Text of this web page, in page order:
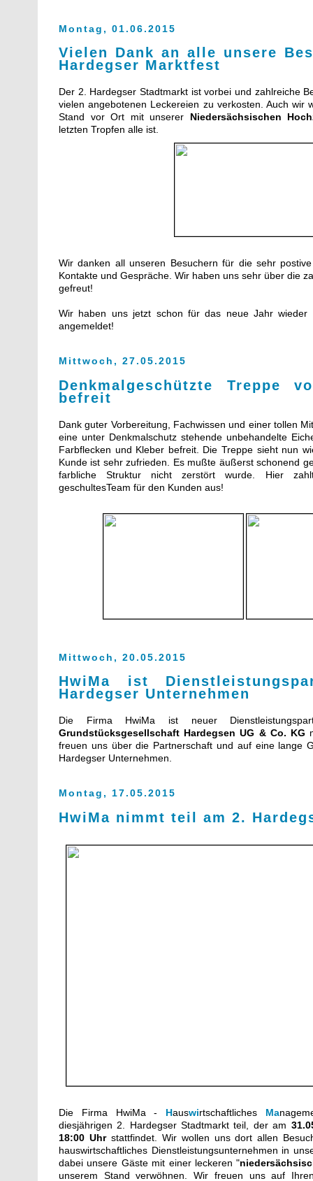
Montag, 01.06.2015
Vielen Dank an alle unsere
Hardegser Marktfest
Der 2. Hardegser Stadtmarkt ist vorbei und zahlreiche
vielen angebotenen Leckereien zu verkosten. Auch wir
Stand vor Ort mit unserer Niedersächsischen
letzten Tropfen alle ist.
Wir danken all unseren Besuchern für die sehr
Kontakte und Gespräche. Wir haben uns sehr über die
gefreut!
Wir haben uns jetzt schon für das neue Jahr wieder
angemeldet!
Mittwoch, 27.05.2015
Denkmalgeschützte Treppe
befreit
Dank guter Vorbereitung, Fachwissen und einer tollen
eine unter Denkmalschutz stehende unbehandelte
Farbflecken und Kleber befreit. Die Treppe sieht nun
Kunde ist sehr zufrieden. Es mußte äußerst schonend
farbliche Struktur nicht zerstört wurde. Hier
geschultesTeam für den Kunden aus!
Mittwoch, 20.05.2015
HwiMa ist
Hardegser Unternehmen
Die Firma HwiMa ist neuer
Grundstücksgesellschaft Hardegsen UG & Co. KG
freuen uns über die Partnerschaft und auf eine lange
Hardegser Unternehmen.
Montag, 17.05.2015
HwiMa nimmt teil am 2.
Die Firma HwiMa - Hauswirtschaftliches Ma
diesjährigen 2. Hardegser Stadtmarkt teil, der am
18:00 Uhrstattfindet. Wir wollen uns dort allen
hauswirtschaftliches Dienstleistungsunternehmen in
dabei unsere Gäste mit einer leckeren "
unserem Stand verwöhnen. Wir freuen uns auf